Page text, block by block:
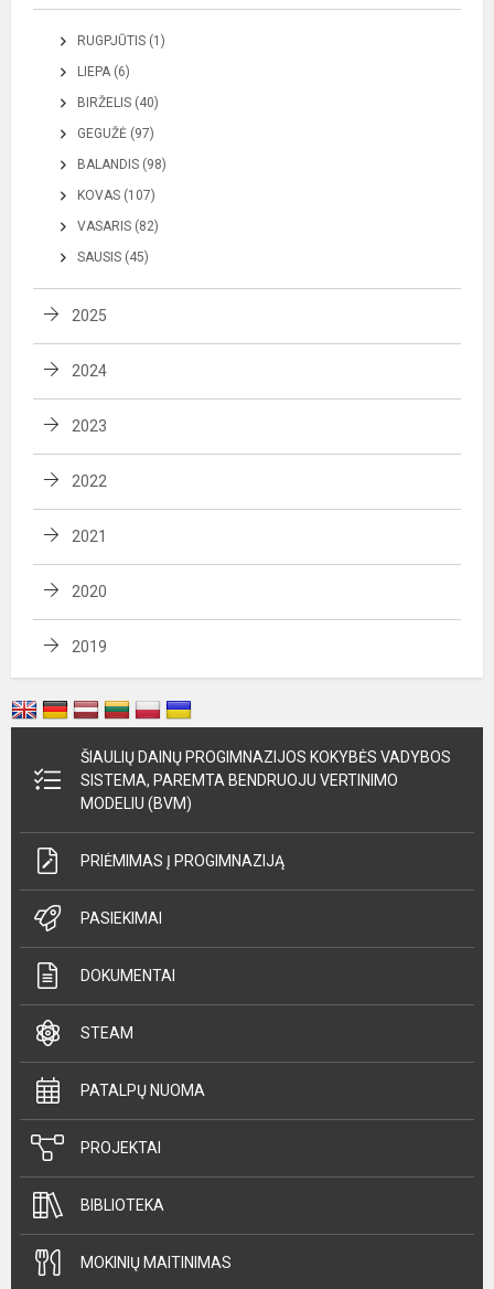
RUGPJŪTIS (1)
LIEPA (6)
BIRŽELIS (40)
GEGUŽĖ (97)
BALANDIS (98)
KOVAS (107)
VASARIS (82)
SAUSIS (45)
2025
2024
2023
2022
2021
2020
2019
ŠIAULIŲ DAINŲ PROGIMNAZIJOS KOKYBĖS VADYBOS
SISTEMA, PAREMTA BENDRUOJU VERTINIMO
MODELIU (BVM)
PRIĖMIMAS Į PROGIMNAZIJĄ
PASIEKIMAI
DOKUMENTAI
STEAM
PATALPŲ NUOMA
PROJEKTAI
BIBLIOTEKA
MOKINIŲ MAITINIMAS